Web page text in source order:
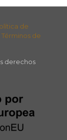
de
Términos de
derechos